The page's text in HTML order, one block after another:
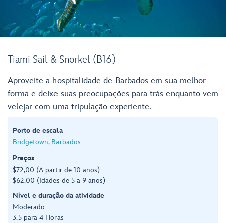
Tiami Sail & Snorkel (B16)
Aproveite a hospitalidade de Barbados em sua melhor
forma e deixe suas preocupações para trás enquanto vem
velejar com uma tripulação experiente.
Porto de escala
Bridgetown, Barbados
Preços
$72,00 (A partir de 10 anos)
$62.00 (Idades de 5 a 9 anos)
Nível e duração da atividade
Moderado
3.5 para 4 Horas